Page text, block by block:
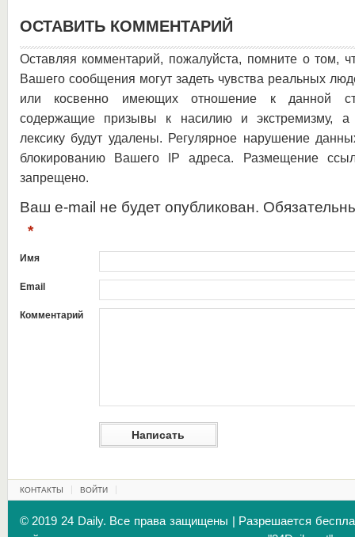
ОСТАВИТЬ КОММЕНТАРИЙ
Оставляя комментарий, пожалуйста, помните о том,
Вашего сообщения могут задеть чувства реальных
или косвенно имеющих отношение к данной
содержащие призывы к насилию и экстремизму, а
лексику будут удалены. Регулярное нарушение
блокированию Вашего IP адреса. Размещение
запрещено.
Ваш e-mail не будет опубликован.
*
Имя
Email
Комментарий
КОНТАКТЫ ВОЙТИ
© 2019 24 Daily. Все права защищены | Разрешается